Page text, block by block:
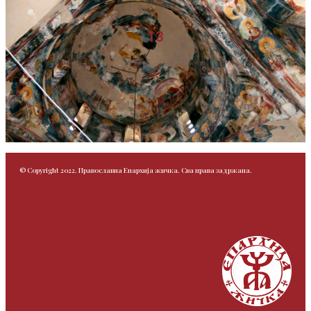
13
© Copyright 2022. Православна Епархија жичка. Сва права задржана.